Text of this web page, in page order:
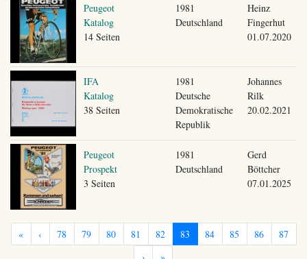
Peugeot
Katalog
14 Seiten
1981
Deutschland
Heinz
Fingerhut
01.07.2020
IFA
Katalog
38 Seiten
1981
Deutsche
Demokratische
Republik
Johannes
Rilk
20.02.2021
Peugeot
Prospekt
3 Seiten
1981
Deutschland
Gerd
Böttcher
07.01.2025
« ‹ 78 79 80 81 82 83 84 85 86
87
›
»